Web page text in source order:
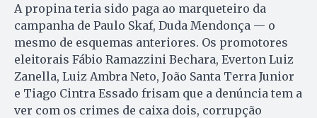
A propina teria sido paga ao marqueteiro da
campanha de Paulo Skaf, Duda Mendonça — o
mesmo de esquemas anteriores. Os promotores
eleitorais Fábio Ramazzini Bechara, Everton Luiz
Zanella, Luiz Ambra Neto, João Santa Terra Junior
e Tiago Cintra Essado frisam que a denúncia tem a
ver com os crimes de caixa dois, corrupção